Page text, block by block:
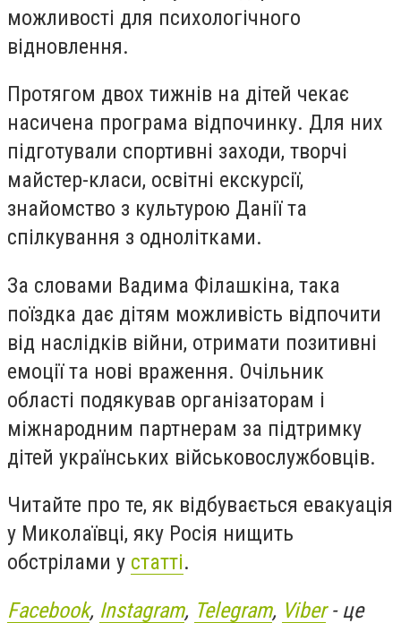
можливості для психологічного
відновлення.
Протягом двох тижнів на дітей чекає
насичена програма відпочинку. Для них
підготували спортивні заходи, творчі
майстер-класи, освітні екскурсії,
знайомство з культурою Данії та
спілкування з однолітками.
За словами Вадима Філашкіна, така
поїздка дає дітям можливість відпочити
від наслідків війни, отримати позитивні
емоції та нові враження. Очільник
області подякував організаторам і
міжнародним партнерам за підтримку
дітей українських військовослужбовців.
Читайте про те, як відбувається евакуація
у Миколаївці, яку Росія нищить
обстрілами у статті.
Facebook, Instagram, Telegram, Viber- це